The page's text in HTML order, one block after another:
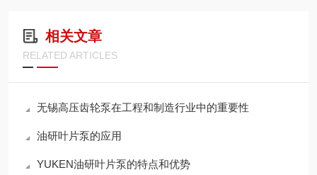
相关文章
RELATED ARTICLES
无锡高压齿轮泵在工程和制造行业中的重要性
油研叶片泵的应用
YUKEN油研叶片泵的特点和优势